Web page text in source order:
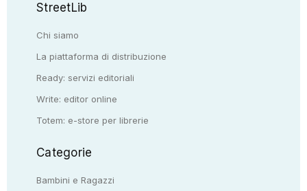
StreetLib
Chi siamo
La piattaforma di distribuzione
Ready: servizi editoriali
Write: editor online
Totem: e-store per librerie
Categorie
Bambini e Ragazzi